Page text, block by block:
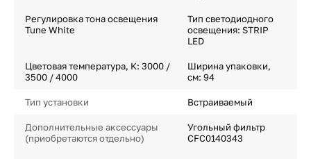
Регулировка тона освещения
Tune White
Тип светодиодного
освещения: STRIP
LED
Цветовая температура, К: 3000 /
3500 / 4000
Ширина упаковки,
см: 94
Тип установки Встраиваемый
Дополнительные аксессуары
(приобретаются отдельно)
Угольный фильтр
CFC0140343